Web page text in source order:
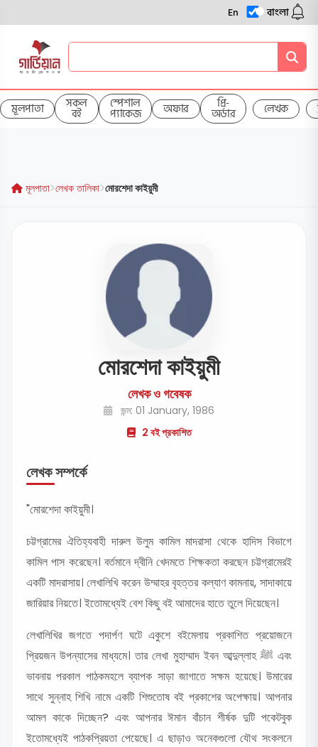
En বাংলা
মূলপাতা সকল
বই
স্পেশাল
প্যাকেজ অফার প্রি-
অর্ডার লেখক
মূলপাতা লেখক তালিকা মোরশেদা কাইয়ুমী
মোরশেদা কাইয়ুমী
লেখক ও গবেষক
জন্ম: 01 January, 1986
2 বই প্রকাশিত
লেখক সম্পর্কে
"মোরশেদা কাইয়ুমী।
চট্টগ্রামের ঐতিহ্যবাহী দারুল উলুম কামিল মাদরাসা থেকে হাদিস বিভাগে
কামিল পাস করেছেন। বর্তমানে দ্বীনি খেদমতে শিক্ষকতা করছেন চট্টগ্রামেরই
একটি মাদরাসায়। লেখালিখি করেন উম্মাহর বৃহত্তর কল্যাণ কামনায়, সাদাকায়ে
জারিয়ার নিয়তে। ইতোমধ্যেই বেশ কিছু বই আমাদের হাতে তুলে দিয়েছেন।
লেখালিখির জগতে পদার্পণ ঘটে একুশে বইমেলায় প্রকাশিত প্রয়োজনে
প্রিয়জন উপন্যাসের মাধ্যমে। তার লেখা মুহাম্মাদ ইবন আব্দুল্লাহ ﷺ এবং
ভাবনায় পরকাল পাঠকমহলে ব্যাপক সাড়া জাগাতে সক্ষম হয়েছে। উমারের
সাথে সুন্নাহ শিখি নামে একটি শিশুতোষ বই প্রকাশের অপেক্ষায়। আপনার
আমল কাকে দিচ্ছেন? এবং আপনার ঈমান বাঁচান শীর্ষক দুটি পকেটবুক
ইতোমধ্যেই পাঠকপ্রিয়তা পেয়েছে। এ ছাড়াও অনেকগুলো যৌথ সংকলনে